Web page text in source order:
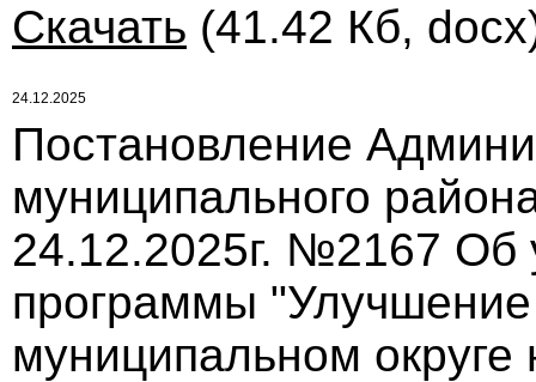
Скачать (41.42 Кб,
24.12.2025
Постановление
муниципального
24.12.2025г. №2167 Об
программы
муниципальном